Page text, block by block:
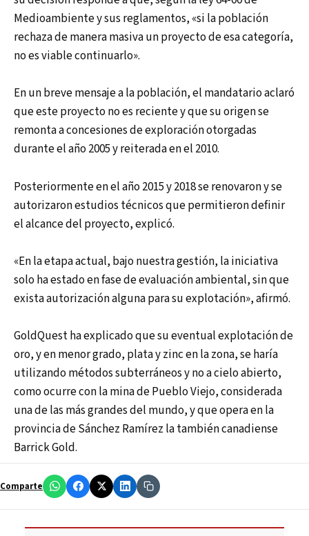
Medioambiente y sus reglamentos, «si la población
rechaza de manera masiva un proyecto de esa categoría,
no es viable continuarlo».
En un breve mensaje a la población, el mandatario aclaró
que este proyecto no es reciente y que su origen se
remonta a concesiones de exploración otorgadas
durante el año 2005 y reiterada en el 2010.
Posteriormente en el año 2015 y 2018 se renovaron y se
autorizaron estudios técnicos que permitieron definir
el alcance del proyecto, explicó.
«En la etapa actual, bajo nuestra gestión, la iniciativa
solo ha estado en fase de evaluación ambiental, sin que
exista autorización alguna para su explotación», afirmó.
GoldQuest ha explicado que su eventual explotación de
oro, y en menor grado, plata y zinc en la zona, se haría
utilizando métodos subterráneos y no a cielo abierto,
como ocurre con la mina de Pueblo Viejo, considerada
una de las más grandes del mundo, y que opera en la
provincia de Sánchez Ramírez la también canadiense
Barrick Gold.
Comparte